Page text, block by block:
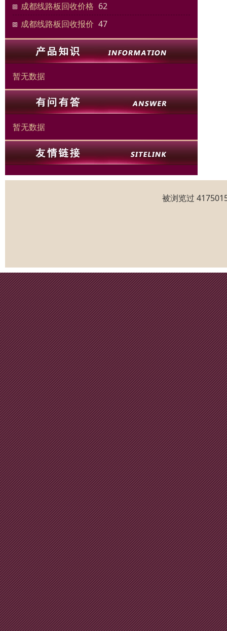
成都线路板回收价格 62
成都线路板回收报价 47
暂无数据
暂无数据
被浏览过